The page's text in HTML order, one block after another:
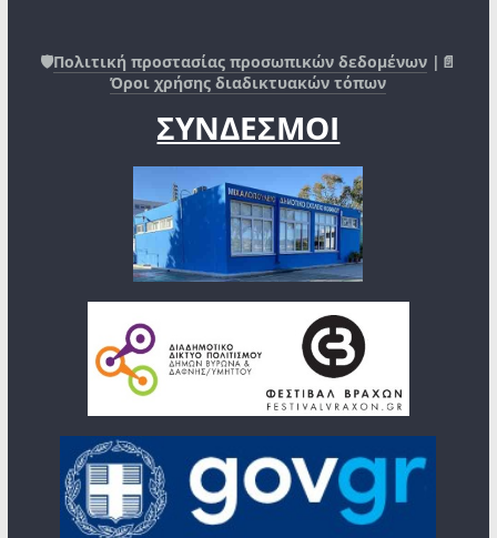
🛡️Πολιτική προστασίας προσωπικών δεδομένων |📄
Όροι χρήσης διαδικτυακών τόπων
ΣΥΝΔΕΣΜΟΙ